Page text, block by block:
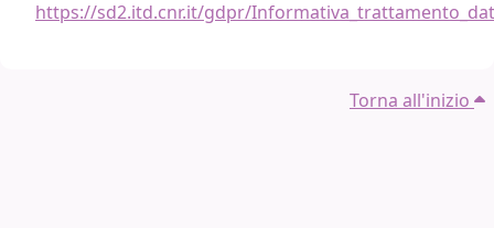
https://sd2.itd.cnr.it/gdpr/
Torna all'inizio